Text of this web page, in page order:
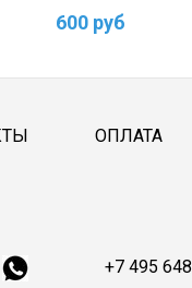
600 руб
ОПЛАТА
+7 495